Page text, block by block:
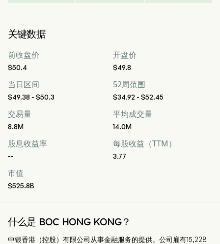
关键数据
前收盘价
$50.4
开盘价
$49.8
当日区间
$49.38 - $50.3
52周范围
$34.92 - $52.45
交易量
8.8M
平均成交量
14.0M
股息收益率
--
每股收益（TTM）
3.77
市值
$525.8B
什么是 BOC HONG KONG？
中银香港（控股）有限公司从事金融服务的提供。公司雇有15,228